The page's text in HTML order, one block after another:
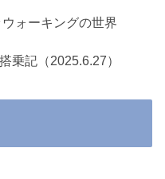
ォーキングの世界
記（2025.6.27）